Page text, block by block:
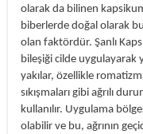
olarak da bilinen
biberlerde doğal olarak
olan faktördür. Şanlı
bileşiği cilde uygulayarak
yakılar, özellikle
sıkışmaları gibi ağrılı
kullanılır. Uygulama
olabilir ve bu, ağrının